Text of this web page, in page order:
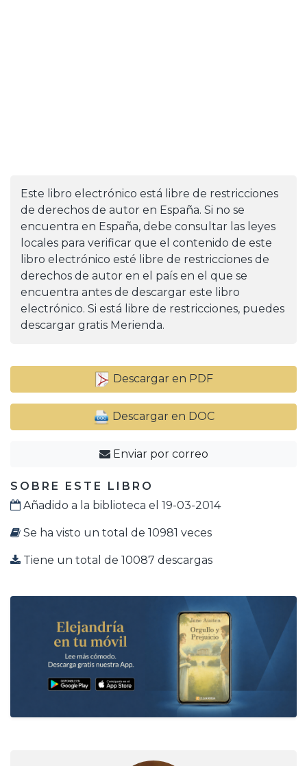
Este libro electrónico está libre de restricciones
de derechos de autor en España. Si no se
encuentra en España, debe consultar las leyes
locales para verificar que el contenido de este
libro electrónico esté libre de restricciones de
derechos de autor en el país en el que se
encuentra antes de descargar este libro
electrónico. Si está libre de restricciones, puedes
descargar gratis Merienda.
Descargar en PDF
Descargar en DOC
Enviar por correo
SOBRE ESTE LIBRO
Añadido a la biblioteca el 19-03-2014
Se ha visto un total de 10981 veces
Tiene un total de 10087 descargas